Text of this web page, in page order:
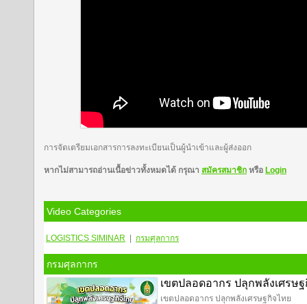
การจัดเตรียมเอกสารการลงทะเบียนเป็นผู้นำเข้าและผู้ส่งออก
หากไม่สามารถอ่านเนื้อข่าวทั้งหมดได้ กรุณา สมัครสมาชิก หรือ Login
Video Categories
LOGISTICS SIMINAR กรมศุลกากร
กรมศุลกากร
เขตปลอดอากร ปลุกพลังเศรษ
เขตปลอดอากร ปลุกพลังเศรษฐกิจไทย